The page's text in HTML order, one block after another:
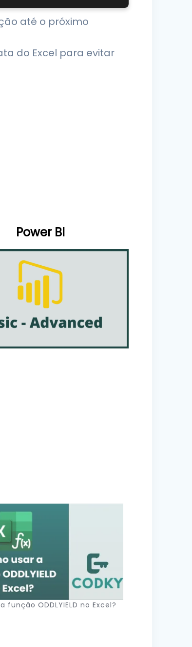
até o próximo
do Excel para evitar
Power BI
função ODDLYIELD no Excel?